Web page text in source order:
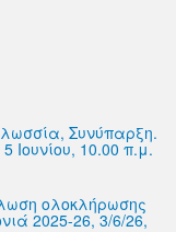
Συνύπαρξη.
10.00 π.μ.
ολοκλήρωσης
2025-26, 3/6/26,